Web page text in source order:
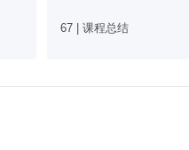
67 | 课程总结